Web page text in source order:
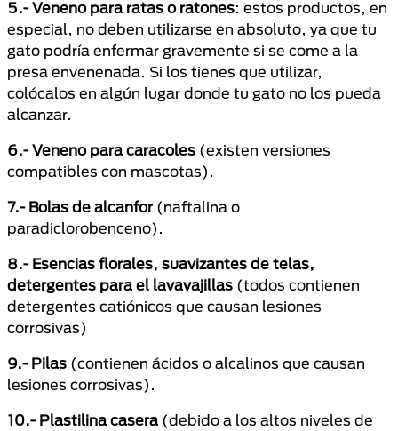
5.- Veneno para ratas o ratones: estos productos, en
especial, no deben utilizarse en absoluto, ya que tu
gato podría enfermar gravemente si se come a la
presa envenenada. Si los tienes que utilizar,
colócalos en algún lugar donde tu gato no los pueda
alcanzar.
6.- Veneno para caracoles (existen versiones
compatibles con mascotas).
7.- Bolas de alcanfor(naftalina o
paradiclorobenceno).
8.- Esencias florales, suavizantes de telas,
detergentes para el lavavajillas (todos contienen
detergentes catiónicos que causan lesiones
corrosivas)
9.- Pilas (contienen ácidos o alcalinos que causan
lesiones corrosivas).
10.- Plastilina casera (debido a los altos niveles de